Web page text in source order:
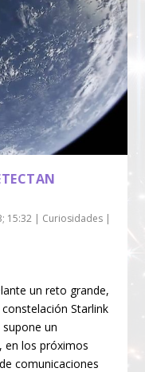
15:32 | Curiosidades |
un reto grande,
Starlink
un
en los próximos
comunicaciones